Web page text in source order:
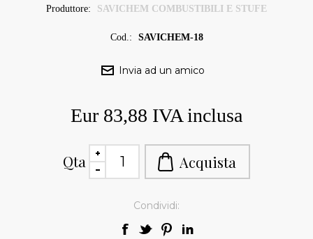
Produttore: SAVICHEM COMBUSTIBILI E STUFE
Cod.: SAVICHEM-18
Eur 83,88 IVA inclusa
Qta
Condividi: